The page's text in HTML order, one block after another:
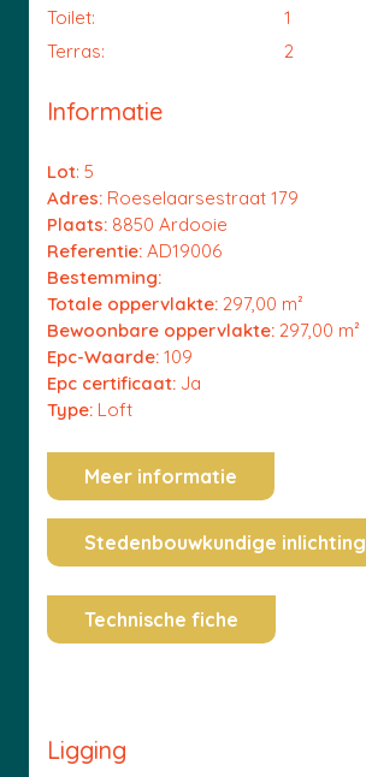
Toilet:
1
Terras:
2
Informatie
Lot: 5
Adres: Roeselaarsestraat 179
Plaats: 8850 Ardooie
Referentie: AD19006
Bestemming:
Totale oppervlakte: 297,00 m²
Bewoonbare oppervlakte: 297,00 m²
Epc-Waarde: 109
Epc certificaat: Ja
Type: Loft
Meer informatie
Stedenbouwkundige inlichting
Technische fiche
Ligging